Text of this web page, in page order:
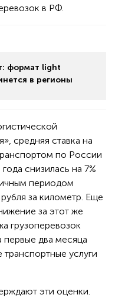
в РФ.
формат light
в регионы
средняя ставка на
по России
снизилась на 7%
периодом
за километр. Еще
за этот же
грузоперевозок
первые два месяца
услуги
эти оценки.